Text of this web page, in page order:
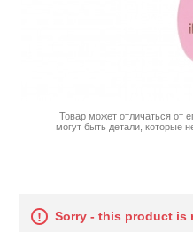
Товар может отличаться от
могут быть детали, которые
Sorry - this product is